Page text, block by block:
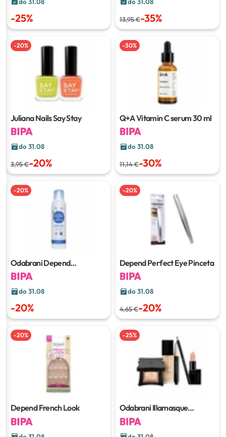
-25% 13,95 €-35%
-20%
Juliana Nails Say Stay
do 31.08
3,95 €-20%
-30%
Q+A Vitamin C serum30 ml
do 31.08
11,14 €-30%
-20%
Odabrani Depend
odstranjivači laka za nokte
do 31.08
-20%
-20%
Depend Perfect Eye Pinceta
do 31.08
4,65 €-20%
-20%
Depend French Look
-25%
Odabrani Illamasque
proizvodi dekorativne
kozmetike